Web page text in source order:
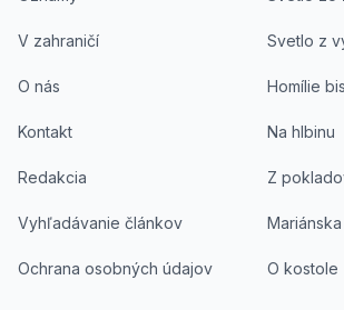
V zahraničí
O nás
Kontakt
Redakcia
Vyhľadávanie článkov
Ochrana osobných údajov
Svetlo z
Homílie
Na hlbinu
Z
O kostole